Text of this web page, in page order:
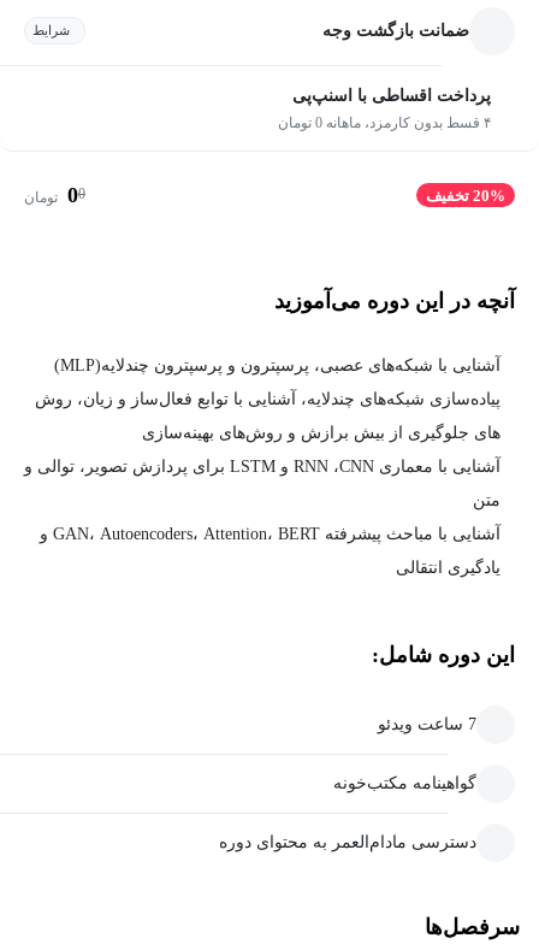
ضمانت بازگشت وجه شرایط
پرداخت اقساطی با اسنپ‌پی
۴ قسط بدون کارمزد، ماهانه 0 تومان
20% تخفیف 0
0 تومان
آنچه در این دوره می‌آموزید
آشنایی با شبکه‌های عصبی، پرسپترون و پرسپترون چندلایه(MLP)
پیاده‌سازی شبکه‌های چندلایه، آشنایی با توابع فعال‌ساز و زیان، روش
های جلوگیری از بیش برازش و روش‌های بهینه‌سازی
آشنایی با معماری RNN ،CNN و LSTM برای پردازش تصویر، توالی و
متن
آشنایی با مباحث پیشرفته GAN، Autoencoders، Attention، BERT و
یادگیری انتقالی
این دوره شامل:
7 ساعت ویدئو
گواهینامه مکتب‌خونه
دسترسی مادام‌العمر به محتوای دوره
سرفصل‌ها